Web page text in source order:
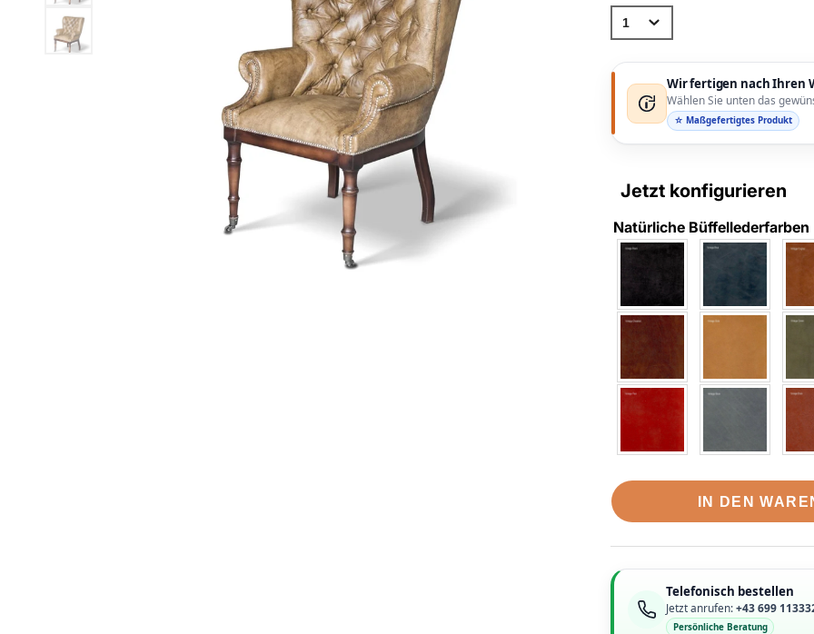
Wir fertigen nach Ihren
Wählen Sie unten das
☆ Maßgefertigtes Produkt
Jetzt konfigurieren
Natürliche Büffellederfarben
IN DEN
Telefonisch bestellen
Jetzt anrufen:+43 699
Persönliche Beratung